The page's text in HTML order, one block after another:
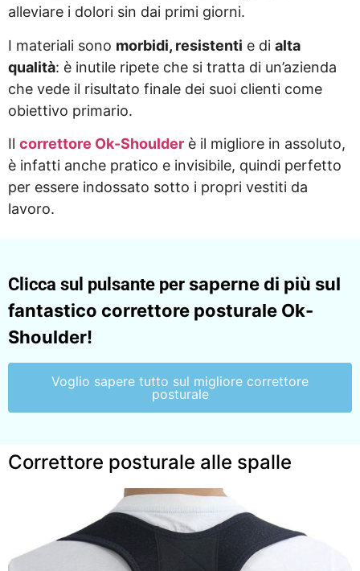
alleviare i dolori sin dai primi giorni.
I materiali sono morbidi, resistenti e di alta
qualità: è inutile ripete che si tratta di un’azienda
che vede il risultato finale dei suoi clienti come
obiettivo primario.
Il correttore Ok-Shoulder è il migliore in assoluto,
è infatti anche pratico e invisibile, quindi perfetto
per essere indossato sotto i propri vestiti da
lavoro.
Clicca sul pulsante per saperne di più sul
fantastico correttore posturale Ok-
Shoulder!
Voglio sapere tutto sul migliore correttore
posturale
Correttore posturale alle spalle